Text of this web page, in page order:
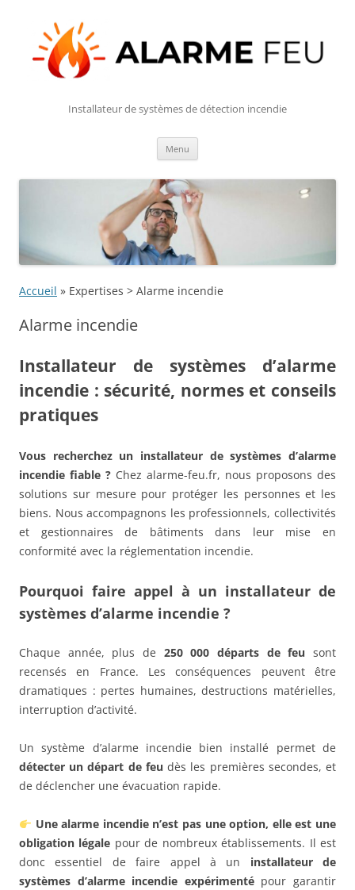
Installateur de systèmes de détection incendie
Menu
Accueil » Expertises > Alarme incendie
Alarme incendie
Installateur de systèmes d’alarme
incendie : sécurité, normes et conseils
pratiques
Vous recherchez un installateur de systèmes d’alarme
incendie fiable ? Chez alarme-feu.fr, nous proposons des
solutions sur mesure pour protéger les personnes et les
biens. Nous accompagnons les professionnels, collectivités
et gestionnaires de bâtiments dans leur mise en
conformité avec la réglementation incendie.
Pourquoi faire appel à un installateur de
systèmes d’alarme incendie ?
Chaque année, plus de 250 000 départs de feu sont
recensés en France. Les conséquences peuvent être
dramatiques : pertes humaines, destructions matérielles,
interruption d’activité.
Un système d’alarme incendie bien installé permet de
détecter un départ de feu dès les premières secondes, et
de déclencher une évacuation rapide.
Une alarme incendie n’est pas une option, elle est une
obligation légale pour de nombreux établissements. Il est
donc essentiel de faire appel à un installateur de
systèmes d’alarme incendie expérimentépour garantir